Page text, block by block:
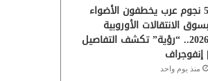
5 نجوم عرب يخطفون الأضواء
بسوق الانتقالات الأوروبية
2026.. “رؤية” تكشف التفاصيل
| إنفوجراف
منذ يوم واحد